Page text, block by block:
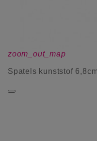
zoom_out_map
Spatels kunststof